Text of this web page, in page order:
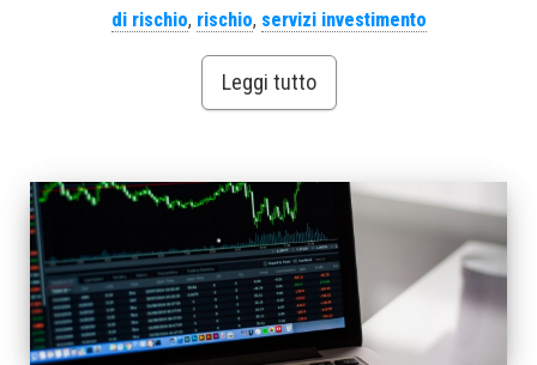
di rischio, rischio, servizi investimento
Leggi tutto